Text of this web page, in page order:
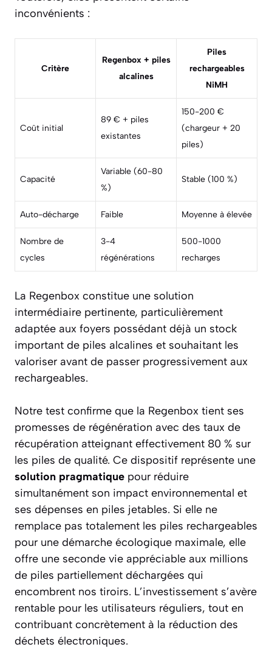
inconvénients :
Critère
Regenbox + piles
alcalines
Piles
rechargeables
NiMH
Coût initial
89 € + piles
existantes
150-200 €
(chargeur + 20
piles)
Capacité
Variable (60-80
%)
Stable (100 %)
Auto-décharge Faible Moyenne à élevée
Nombre de
cycles
3-4
régénérations
500-1000
recharges
La Regenbox constitue une solution
intermédiaire pertinente, particulièrement
adaptée aux foyers possédant déjà un stock
important de piles alcalines et souhaitant les
valoriser avant de passer progressivement aux
rechargeables.
Notre test confirme que la Regenbox tient ses
promesses de régénération avec des taux de
récupération atteignant effectivement 80 % sur
les piles de qualité. Ce dispositif représente une
solution pragmatique pour réduire
simultanément son impact environnemental et
ses dépenses en piles jetables. Si elle ne
remplace pas totalement les piles rechargeables
pour une démarche écologique maximale, elle
offre une seconde vie appréciable aux millions
de piles partiellement déchargées qui
encombrent nos tiroirs. L’investissement s’avère
rentable pour les utilisateurs réguliers, tout en
contribuant concrètement à la réduction des
déchets électroniques.